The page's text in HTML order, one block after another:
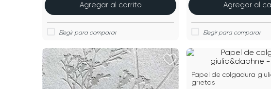
Agregar al carrito Agregar al
Papel de colgadura
grietas